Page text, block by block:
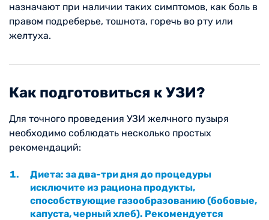
назначают при наличии таких симптомов, как боль в
правом подреберье, тошнота, горечь во рту или
желтуха.
Как подготовиться к УЗИ?
Для точного проведения УЗИ желчного пузыря
необходимо соблюдать несколько простых
рекомендаций:
Диета: за два-три дня до процедуры
исключите из рациона продукты,
способствующие газообразованию (бобовые,
капуста, черный хлеб). Рекомендуется